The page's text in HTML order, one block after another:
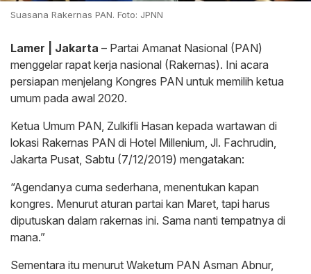
Suasana Rakernas PAN. Foto: JPNN
Lamer | Jakarta – Partai Amanat Nasional (PAN)
menggelar rapat kerja nasional (Rakernas). Ini acara
persiapan menjelang Kongres PAN untuk memilih ketua
umum pada awal 2020.
Ketua Umum PAN, Zulkifli Hasan kepada wartawan di
lokasi Rakernas PAN di Hotel Millenium, Jl. Fachrudin,
Jakarta Pusat, Sabtu (7/12/2019) mengatakan:
“Agendanya cuma sederhana, menentukan kapan
kongres. Menurut aturan partai kan Maret, tapi harus
diputuskan dalam rakernas ini. Sama nanti tempatnya di
mana.”
Sementara itu menurut Waketum PAN Asman Abnur,